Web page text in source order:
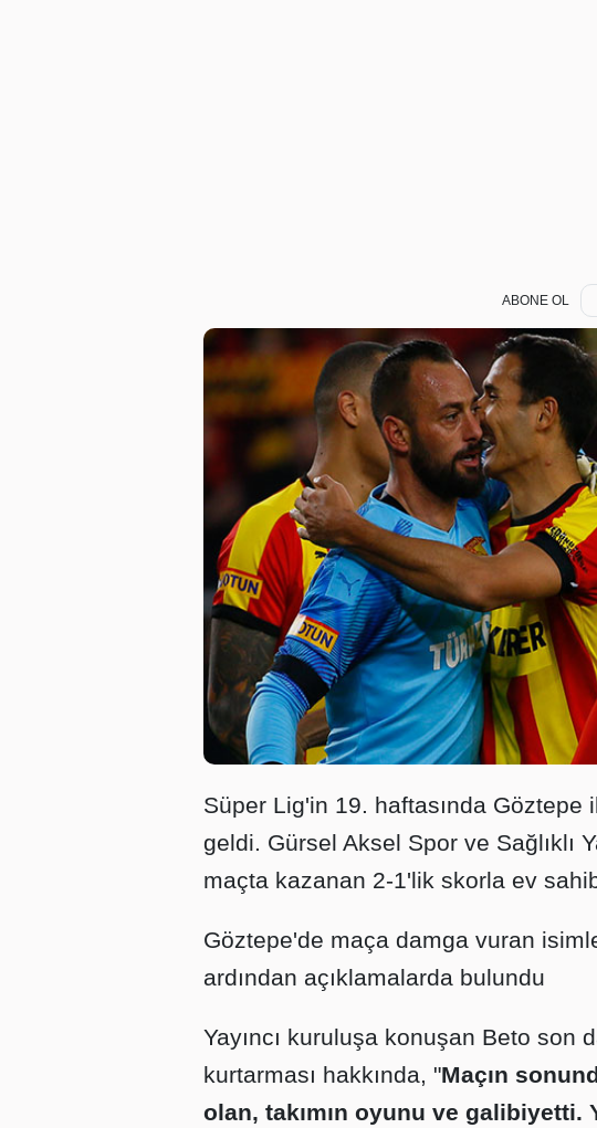
ABONE OL
Süper Lig'in 19. haftasında Göztepe
geldi. Gürsel Aksel Spor ve Sağlıklı
maçta kazanan 2-1'lik skorla ev
Göztepe'de maça damga vuran
ardından açıklamalarda bulundu
Yayıncı kuruluşa konuşan Beto son
kurtarması hakkında, "Maçın
olan, takımın oyunu ve galibiyetti.